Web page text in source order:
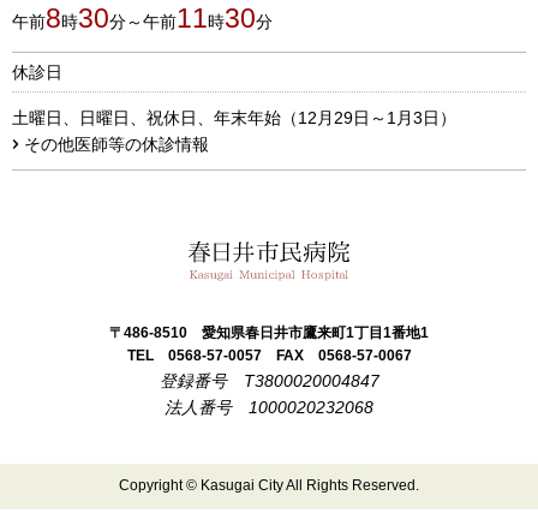
午前8時30分～午前11時30分
休診日
土曜日、日曜日、祝休日、年末年始（12月29日～1月3日）
その他医師等の休診情報
春日井市民病院
〒486-8510 愛知県春日井市鷹来町1丁目1番地1
TEL 0568-57-0057
FAX 0568-57-0067
登録番号 T3800020004847
法人番号 1000020232068
Copyright © Kasugai City All Rights Reserved.